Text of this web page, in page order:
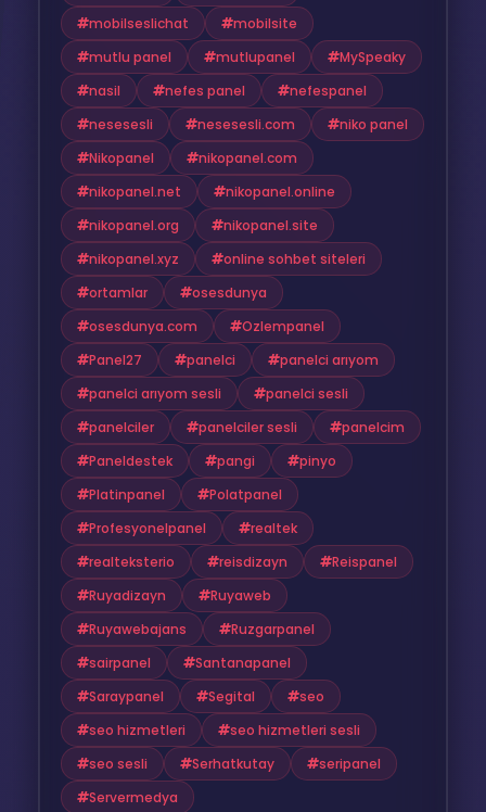
mobilseslichat
mobilsite
mutlu panel
mutlupanel
MySpeaky
nasil
nefes panel
nefespanel
nesesesli
nesesesli.com
niko panel
Nikopanel
nikopanel.com
nikopanel.net
nikopanel.online
nikopanel.org
nikopanel.site
nikopanel.xyz
online sohbet siteleri
ortamlar
osesdunya
osesdunya.com
Ozlempanel
Panel27
panelci
panelci arıyom
panelci arıyom sesli
panelci sesli
panelciler
panelciler sesli
panelcim
Paneldestek
pangi
pinyo
Platinpanel
Polatpanel
Profesyonelpanel
realtek
realteksterio
reisdizayn
Reispanel
Ruyadizayn
Ruyaweb
Ruyawebajans
Ruzgarpanel
sairpanel
Santanapanel
Saraypanel
Segital
seo
seo hizmetleri
seo hizmetleri sesli
seo sesli
Serhatkutay
seripanel
Servermedya